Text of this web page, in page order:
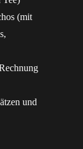
(mit
und